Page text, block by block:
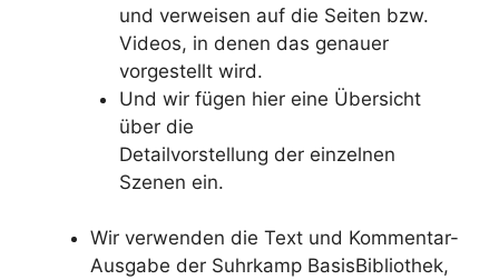
und verweisen auf die Seiten bzw.
Videos, in denen das genauer
vorgestellt wird.
Und wir fügen hier eine Übersicht
über die
Detailvorstellung der einzelnen
Szenen ein.
Wir verwenden die Text und Kommentar-
Ausgabe der Suhrkamp BasisBibliothek,